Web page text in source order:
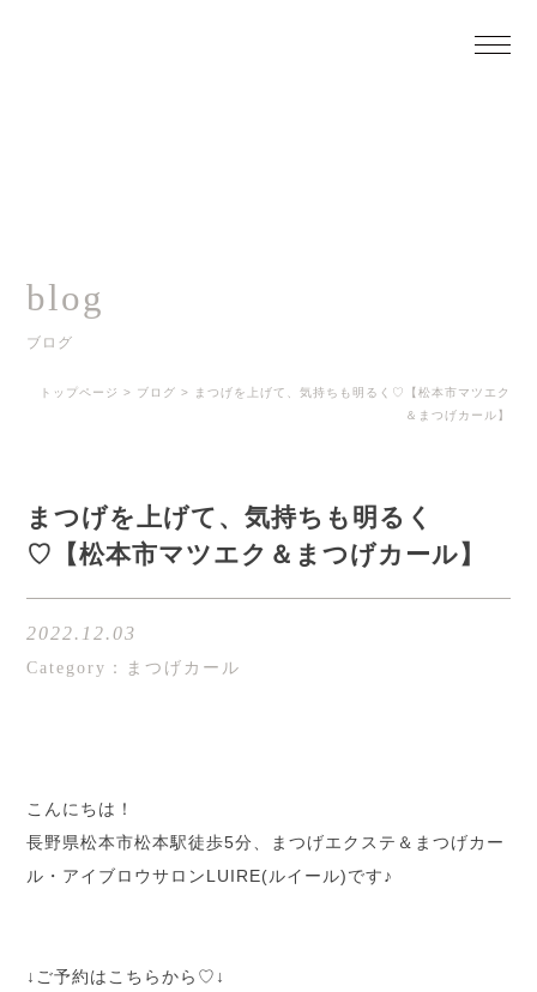
blog
ブログ
トップページ > ブログ >
まつげを上げて、気持ちも明るく♡【松本市マツエク
＆まつげカール】
まつげを上げて、気持ちも明るく
♡【松本市マツエク＆まつげカール】
2022.12.03
Category：まつげカール
こんにちは！
長野県松本市松本駅徒歩5分、まつげエクステ＆まつげカー
ル・アイブロウサロンLUIRE(ルイール)です♪
↓ご予約はこちらから♡↓